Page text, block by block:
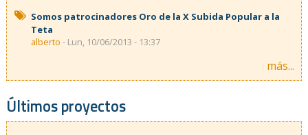
Somos patrocinadores Oro de la X Subida Popular a la
Teta
alberto - Lun, 10/06/2013 - 13:37
más...
Últimos proyectos